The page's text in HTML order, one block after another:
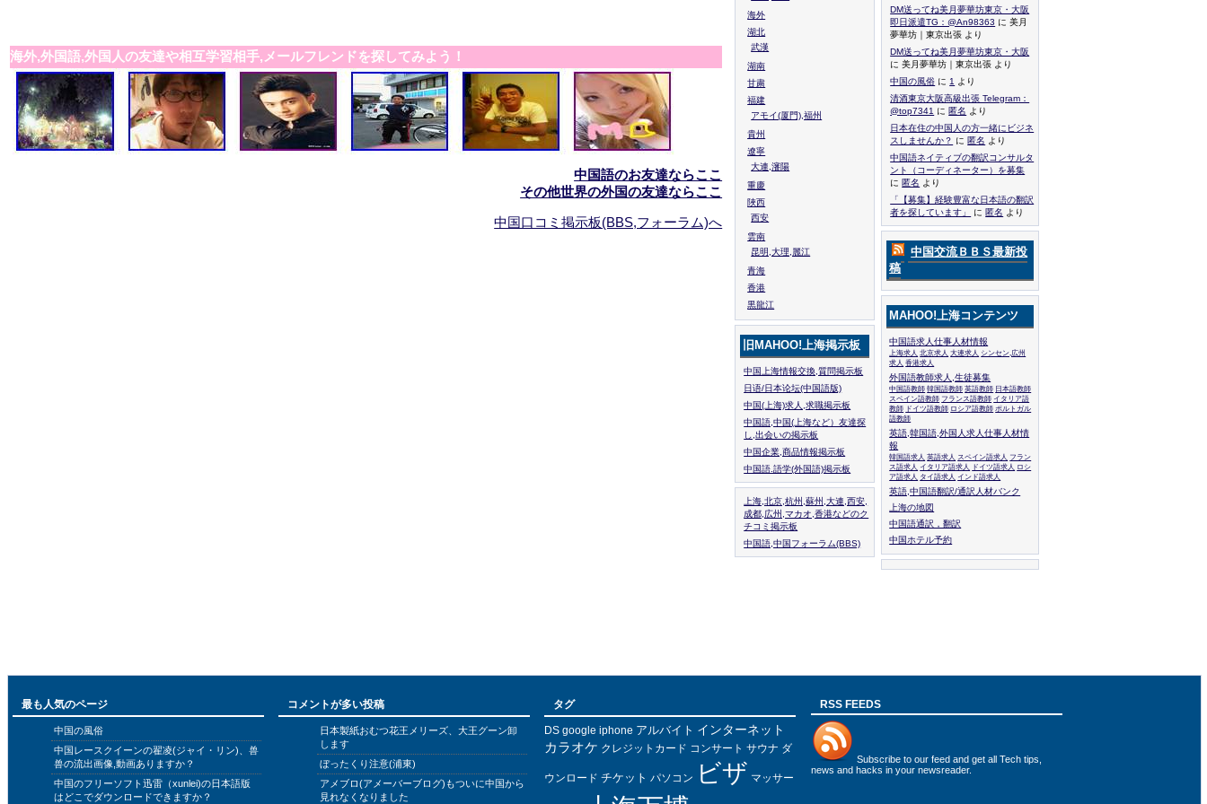
海外,外国語,外国人の友達や相互学習相手,メールフレンドを探してみよう！
中国語のお友達ならここ
その他世界の外国の友達ならここ
中国口コミ掲示板(BBS,フォーラム)へ
海外
湖北
武漢
湖南
甘粛
福建
アモイ(厦門),福州
貴州
遼寧
大連,瀋陽
重慶
陜西
西安
雲南
昆明,大理,麗江
青海
香港
黒龍江
旧MAHOO!上海掲示板
中国上海情報交換,質問掲示板
日语/日本论坛(中国語版)
中国(上海)求人,求職掲示板
中国語,中国(上海など）友達探
し,出会いの掲示板
中国企業,商品情報掲示板
中国語.語学(外国語)掲示板
上海,北京,杭州,蘇州,大連,西安,
成都,広州,マカオ,香港などのク
チコミ掲示板
中国語,中国フォーラム(BBS)
DM送ってね美月夢華坊東京・大阪
即日派遣TG：@An98363 に 美月
夢華坊｜東京出張 より
DM送ってね美月夢華坊東京・大阪
に 美月夢華坊｜東京出張 より
中国の風俗 に 1
より
清酒東京大阪高級出張 Telegram：
@top7341 に 匿名 より
日本在住の中国人の方一緒にビジネ
スしませんか？ に 匿名 より
中国語ネイティブの翻訳コンサルタ
ント（コーディネーター）を募集
に 匿名 より
「【募集】経験豊富な日本語の翻訳
者を探しています」
に 匿名 より
中国交流ＢＢＳ最新投
稿
MAHOO!上海コンテンツ
中国語求人仕事人材情報
上海求人 北京求人 大連求人 シンセン,広州
求人 香港求人
外国語教師求人,生徒募集
中国語教師 韓国語教師 英語教師 日本語教師
スペイン語教師 フランス語教師 イタリア語
教師 ドイツ語教師 ロシア語教師 ポルトガル
語教師
英語,韓国語,外国人求人仕事人材情
報
韓国語求人 英語求人 スペイン語求人 フラン
ス語求人 イタリア語求人 ドイツ語求人 ロシ
ア語求人 タイ語求人 インド語求人
英語,中国語翻訳/通訳人材バンク
上海の地図
中国語通訳，翻訳
中国ホテル予約
最も人気のページ
中国の風俗
中国レースクイーンの翟凌(ジャイ・リン)、兽
兽の流出画像,動画ありますか？
中国のフリーソフト迅雷（xunlei)の日本語版
はどこでダウンロードできますか？
コメントが多い投稿
日本製紙おむつ花王メリーズ、大王グーン卸
します
ぼったくり注意(浦東)
アメブロ(アメーバーブログ)もついに中国から
見れなくなりました
タグ
DS google iphone アルバイト インターネット
カラオケ クレジットカード コンサート サウナ ダ
ウンロード チケット パソコン ビザ マッサー
RSS FEEDS
Subscribe to our feed and get all Tech tips,
news and hacks in your newsreader.